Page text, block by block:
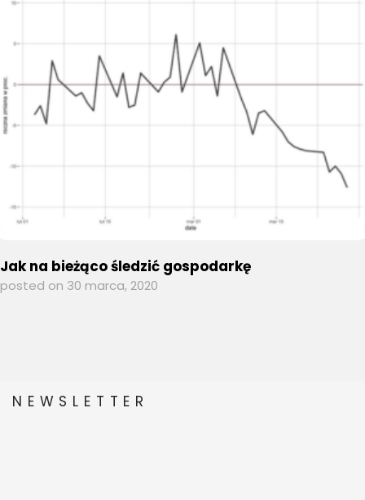
Jak na bieżąco śledzić gospodarkę
posted on 30 marca, 2020
NEWSLETTER